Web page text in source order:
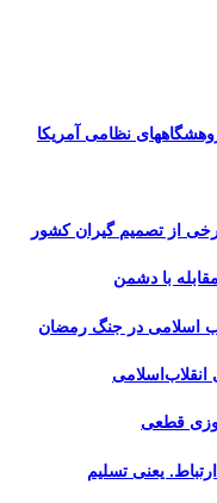
نظامی آمریکا
از تصمیم گیران کشور
با دشمن
اسلامی در جنگ رمضان
قطعی
یعنی تسلیم